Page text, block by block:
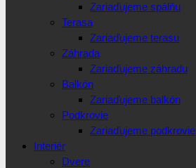
Zariaďujeme spálňu
Terasa
Zariaďujeme terasu
Záhrada
Zariaďujeme záhradu
Balkón
Zariaďujeme balkón
Podkrovie
Zariaďujeme podkrovie
Interiér
Dvere